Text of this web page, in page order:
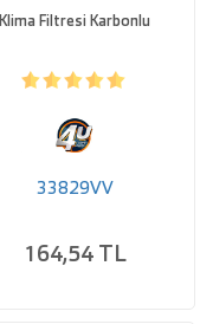
Klima Filtresi Karbonlu
33829VV
164,54 TL